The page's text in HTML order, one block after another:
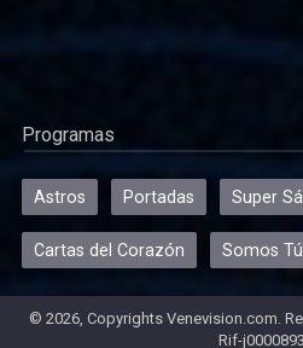
Programas
Astros Portadas Super
Cartas del Corazón Somos
© 2026, Copyrights Venevision.com.
Rif-